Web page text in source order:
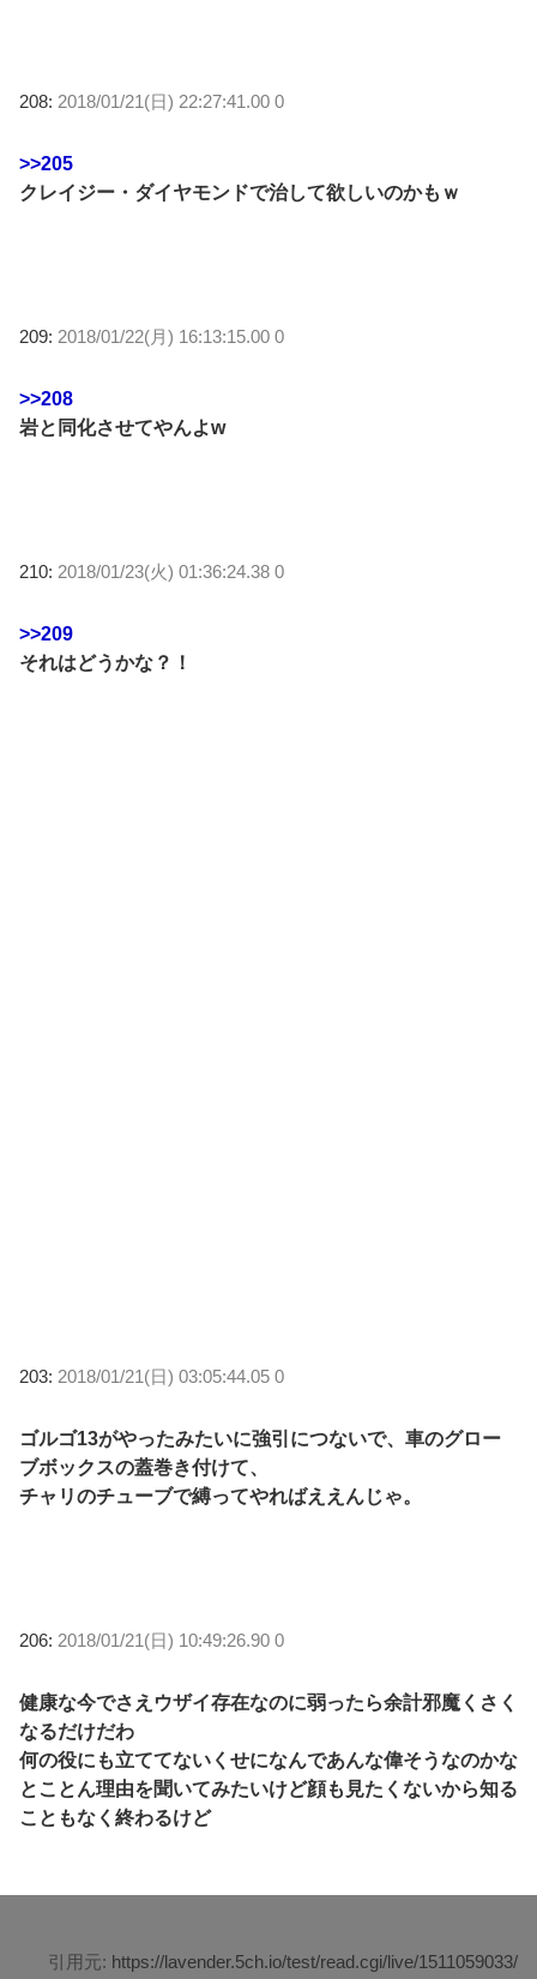
208: 2018/01/21(日) 22:27:41.00 0
>>205
クレイジー・ダイヤモンドで治して欲しいのかもｗ
209: 2018/01/22(月) 16:13:15.00 0
>>208
岩と同化させてやんよw
210: 2018/01/23(火) 01:36:24.38 0
>>209
それはどうかな？！
203: 2018/01/21(日) 03:05:44.05 0
ゴルゴ13がやったみたいに強引につないで、車のグロー
ブボックスの蓋巻き付けて、
チャリのチューブで縛ってやればええんじゃ。
206: 2018/01/21(日) 10:49:26.90 0
健康な今でさえウザイ存在なのに弱ったら余計邪魔くさく
なるだけだわ
何の役にも立ててないくせになんであんな偉そうなのかな
とことん理由を聞いてみたいけど顔も見たくないから知る
こともなく終わるけど
引用元: https://lavender.5ch.io/test/read.cgi/live/1511059033/